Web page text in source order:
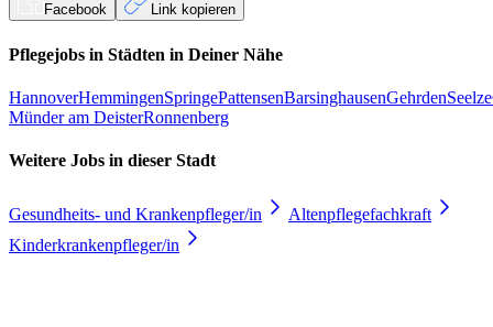
Facebook Link kopieren
Pflegejobs in Städten in Deiner Nähe
HannoverHemmingenSpringePattensenBarsinghausenGehrdenSeelze
Münder am DeisterRonnenberg
Weitere Jobs in dieser Stadt
Gesundheits- und Krankenpfleger/in
Altenpflegefachkraft
Kinderkrankenpfleger/in